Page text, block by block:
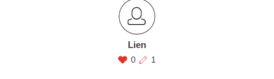
Lien
0 1